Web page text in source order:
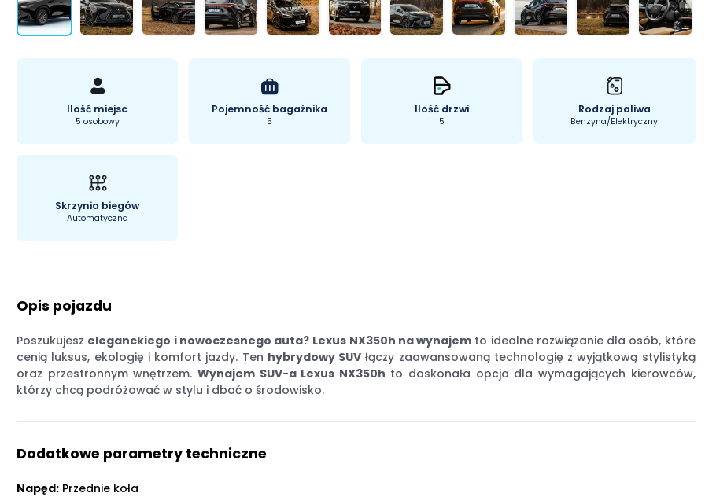
Ilość miejsc
5 osobowy
Pojemność bagażnika
5
Ilość drzwi
5
Rodzaj paliwa
Benzyna/Elektryczny
Skrzynia biegów
Automatyczna
Opis pojazdu
Poszukujesz eleganckiego i nowoczesnego auta? Lexus NX350h na wynajem to idealne rozwiązanie dla osób, które
cenią luksus, ekologię i komfort jazdy. Ten hybrydowy SUV łączy zaawansowaną technologię z wyjątkową stylistyką
oraz przestronnym wnętrzem. Wynajem SUV-a Lexus NX350h to doskonała opcja dla wymagających kierowców,
którzy chcą podróżować w stylu i dbać o środowisko.
Dodatkowe parametry techniczne
Napęd: Przednie koła